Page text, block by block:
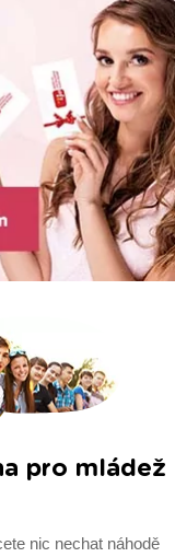
pro mládež
nic nechat náhodě